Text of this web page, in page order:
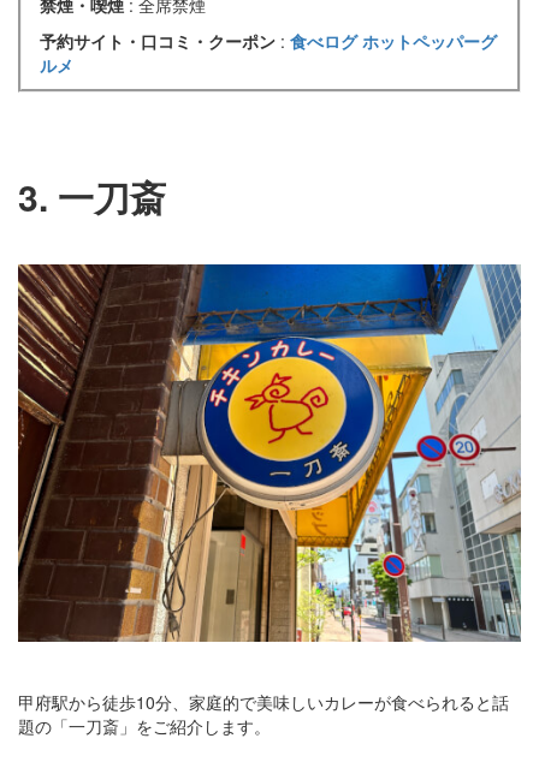
禁煙・喫煙 : 全席禁煙
予約サイト・口コミ・クーポン : 食べログホットペッパーグ
ルメ
3. 一刀斎
甲府駅から徒歩10分、家庭的で美味しいカレーが食べられると話
題の「一刀斎」をご紹介します。